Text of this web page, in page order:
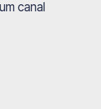
canal